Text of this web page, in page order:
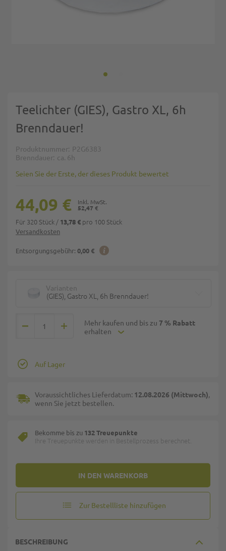
Teelichter (GIES), Gastro XL, 6h
Brenndauer!
Produktnummer P2G6383
Brenndauer ca. 6h
Seien Sie der Erste, der dieses Produkt bewertet
Versandkosten
Entsorgungsgebühr: 0,00 €
52,47 €
44,09 €
Für 320 Stück / 13,78 € pro 100 Stück
Varianten
(GIES), Gastro XL, 6h Brenndauer!
Mehr kaufen und bis zu 7 % Rabatt
erhalten
IN DEN WARENKORB
Auf Lager
Voraussichtliches Lieferdatum: 12.08.2026 (Mittwoch),
wenn Sie jetzt bestellen.
Bekomme bis zu 132 Treuepunkte
Ihre Treuepunkte werden in Bestellprozess berechnet.
Zur Bestellliste hinzufügen
BESCHREIBUNG